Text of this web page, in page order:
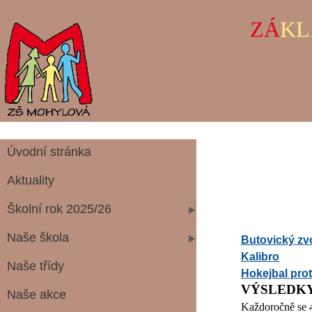
ZÁKL
Úvodní stránka
Aktuality
Školní rok 2025/26
Naše škola
Naše třídy
Naše akce
Butovický
Kalibro
Hokejbal
Každoročně se